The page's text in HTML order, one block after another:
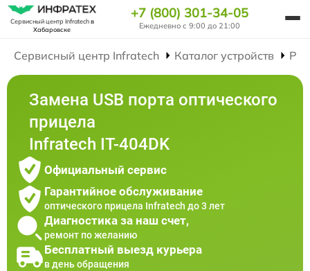
Сервисный центр Infratechв
Хабаровске
+7 (800) 301-34-05
Ежедневно с 9:00 до 21:00
Сервисный центр Infratech Каталог устройств
Замена USB порта оптического
прицела
Infratech IT-404DK
Официальный сервис
Гарантийное обслуживание
оптического прицела Infratech до 3 лет
Диагностика за наш счет,
ремонт по желанию
Бесплатный выезд курьера
в день обращения